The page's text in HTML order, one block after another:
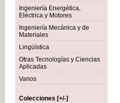
Ingeniería Energética,
Eléctrica y Motores
Ingeniería Mecánica y de
Materiales
Lingüística
Otras Tecnologías y Ciencias
Aplicadas
Varios
Colecciones [+/-]